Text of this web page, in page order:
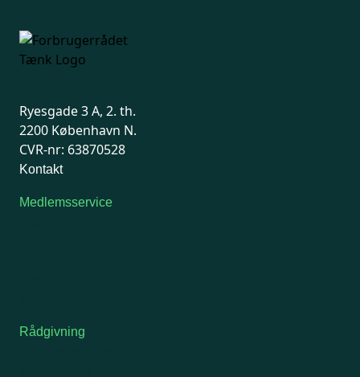
Ryesgade 3 A, 2. th.
2200 København N.
CVR-nr: 63870528
Kontakt
Medlemsservice
Rådgivning